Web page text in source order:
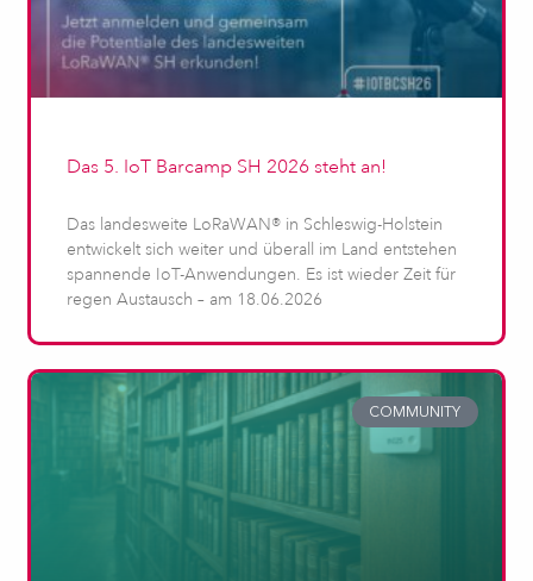
Das 5. IoT Barcamp SH 2026 steht an!
Das landesweite LoRaWAN® in Schleswig-Holstein
entwickelt sich weiter und überall im Land entstehen
spannende IoT-Anwendungen. Es ist wieder Zeit für
regen Austausch – am 18.06.2026
COMMUNITY